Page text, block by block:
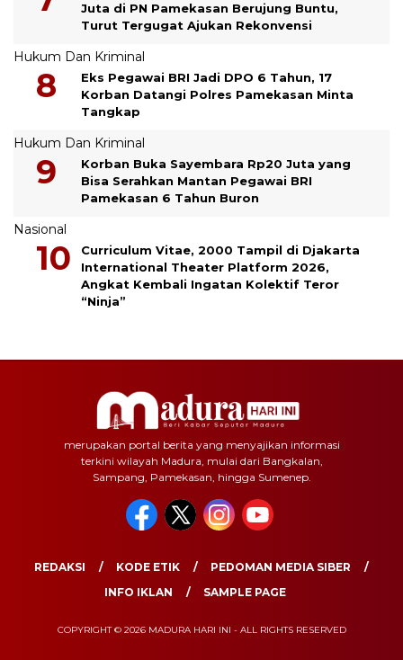
Juta di PN Pamekasan Berujung Buntu,
Turut Tergugat Ajukan Rekonvensi
Hukum Dan Kriminal
Eks Pegawai BRI Jadi DPO 6 Tahun, 17
Korban Datangi Polres Pamekasan Minta
Tangkap
Hukum Dan Kriminal
Korban Buka Sayembara Rp20 Juta yang
Bisa Serahkan Mantan Pegawai BRI
Pamekasan 6 Tahun Buron
Nasional
Curriculum Vitae, 2000 Tampil di Djakarta
International Theater Platform 2026,
Angkat Kembali Ingatan Kolektif Teror
“Ninja”
merupakan portal berita yang menyajikan informasi
terkini wilayah Madura, mulai dari Bangkalan,
Sampang, Pamekasan, hingga Sumenep.
REDAKSI KODE ETIK
PEDOMAN MEDIA SIBER
INFO IKLAN
SAMPLE PAGE
COPYRIGHT © 2026 MADURA HARI INI - ALL RIGHTS RESERVED